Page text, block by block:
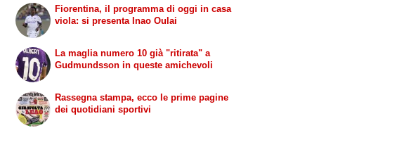
Fiorentina, il programma di oggi in casa
viola: si presenta Inao Oulai
La maglia numero 10 già "ritirata" a
Gudmundsson in queste amichevoli
Rassegna stampa, ecco le prime pagine
dei quotidiani sportivi